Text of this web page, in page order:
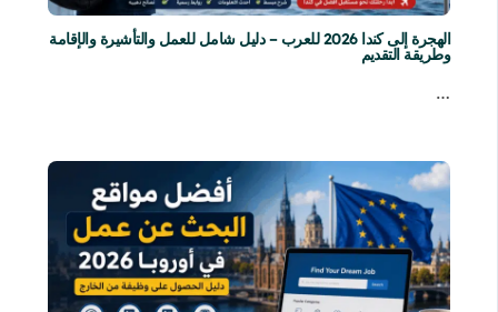
الهجرة إلى كندا 2026 للعرب – دليل شامل للعمل والتأشيرة والإقامة
وطريقة التقديم
…